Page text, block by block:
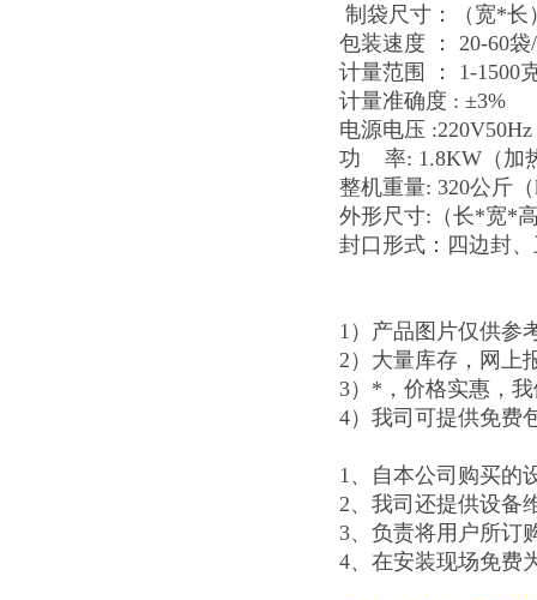
制袋尺寸：（宽*长
包装速度 ： 20-60
计量范围 ： 1-1500
计量准确度 : ±3%
电源电压
功 率: 1.8KW（加
整机重量: 320公斤
外形尺寸:（长*宽*
封口形式：四边封
1）产品图片仅供参
2）大量库存，网上
3）*，价格实惠，
4）我司可提供免费
1、自本公司购买的
2、我司还提供设备
3、负责将用户所订
4、在安装现场免费